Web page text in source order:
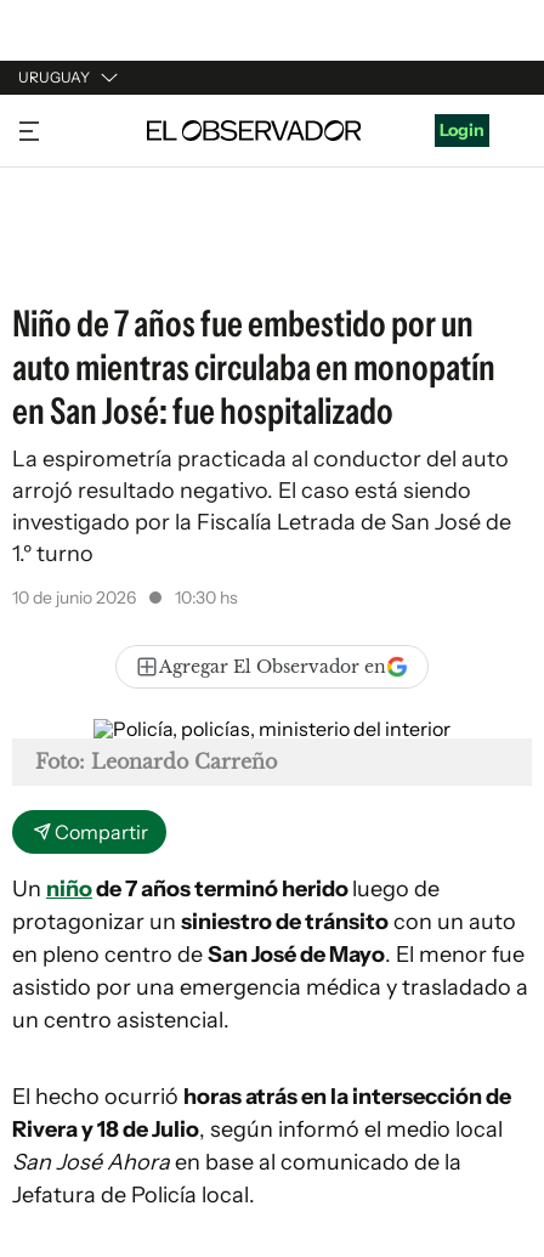
URUGUAY
URUGUAY
ARGENTINA
Login
Niño de 7 años fue embestido por un
auto mientras circulaba en monopatín
en San José: fue hospitalizado
La espirometría practicada al conductor del auto
arrojó resultado negativo. El caso está siendo
investigado por la Fiscalía Letrada de San José de
1.º turno
10 de junio 2026 10:30 hs
Agregar El Observador en
Foto: Leonardo Carreño
Compartir
Un niñode 7 años terminó heridoluego de
protagonizar un siniestro de tránsitocon un auto
en pleno centro deSan José de Mayo. El menor fue
asistido por una emergencia médica y trasladado a
un centro asistencial.
El hecho ocurrió horas atrás en la intersección de
Rivera y 18 de Julio, según informó el medio local
San José Ahoraen base al comunicado de la
Jefatura de Policía local.